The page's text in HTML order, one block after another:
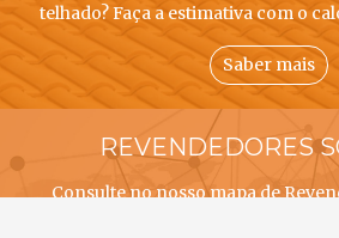
telhado? Faça a estimativa com o
Saber mais
REVENDEDORES
Consulte no nosso mapa de